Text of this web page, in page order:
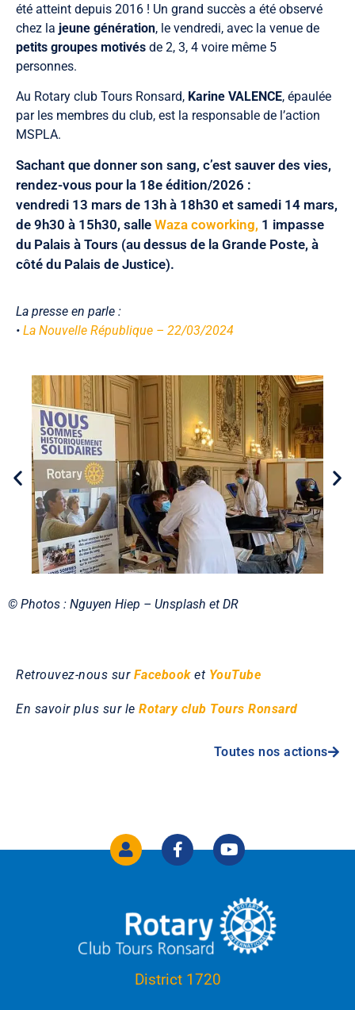
été atteint depuis 2016 ! Un grand succès a été observé
chez la jeune génération, le vendredi, avec la venue de
petits groupes motivés de 2, 3, 4 voire même 5
personnes.
Au Rotary club Tours Ronsard, Karine VALENCE, épaulée
par les membres du club, est la responsable de l’action
MSPLA.
Sachant que donner son sang, c’est sauver des vies,
rendez-vous pour la 18e édition/2026 :
vendredi 13 mars de 13h à 18h30 et samedi 14 mars,
de 9h30 à 15h30, salle Waza coworking, 1 impasse
du Palais à Tours (au dessus de la Grande Poste, à
côté du Palais de Justice).
La presse en parle :
• La Nouvelle République – 22/03/2024
© Photos : Nguyen Hiep – Unsplash et DR
Retrouvez-nous sur Facebooket YouTube
En savoir plus sur le Rotary club Tours Ronsard
Toutes nos actions
District 1720